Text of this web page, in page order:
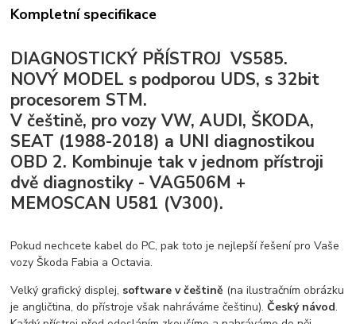
Kompletní specifikace
DIAGNOSTICKÝ PŘÍSTROJ VS585.
NOVÝ MODEL s podporou UDS, s 32bit
procesorem STM.
V češtině, pro vozy VW, AUDI, ŠKODA,
SEAT (1988-2018) a UNI diagnostikou
OBD 2. Kombinuje tak v jednom přístroji
dvě diagnostiky - VAG506M +
MEMOSCAN U581 (V300).
Pokud nechcete kabel do PC, pak toto je nejlepší řešení pro Vaše
vozy Škoda Fabia a Octavia.
Velký grafický displej, software v češtině (na ilustračním obrázku
je angličtina, do přístroje však nahráváme češtinu).Český návod.